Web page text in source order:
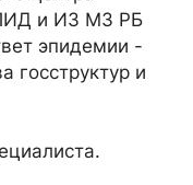
и ИЗ МЗ РБ
эпидемии -
госструктур и